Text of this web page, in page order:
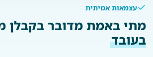
עצמאות אמיתית
מתי באמת מדובר בקבלן
בעובד